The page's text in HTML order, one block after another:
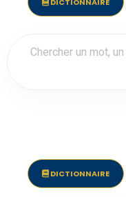
DICTIONNAIRE